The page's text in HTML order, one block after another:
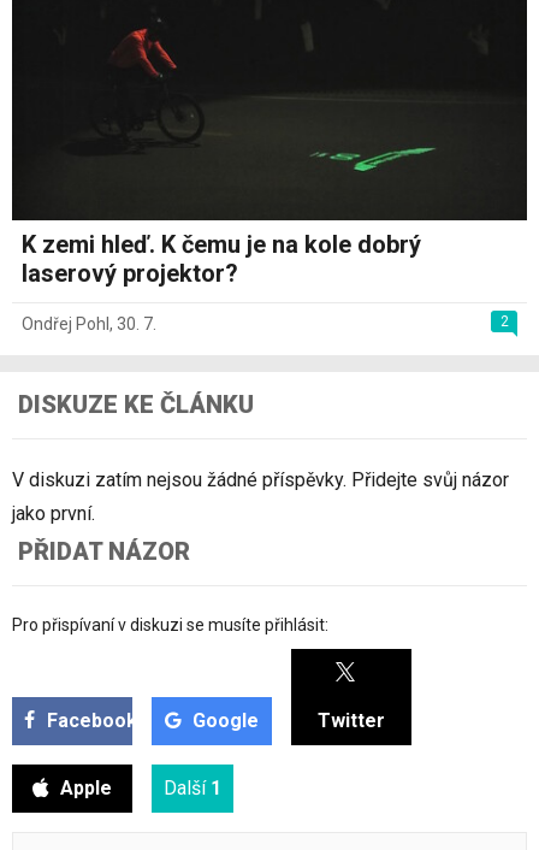
K zemi hleď. K čemu je na kole dobrý
laserový projektor?
2
Ondřej Pohl , 30. 7.
DISKUZE KE ČLÁNKU
V diskuzi zatím nejsou žádné příspěvky. Přidejte svůj názor
jako první.
PŘIDAT NÁZOR
Pro přispívaní v diskuzi se musíte přihlásit:
Facebook Google Twitter
Apple Další 1